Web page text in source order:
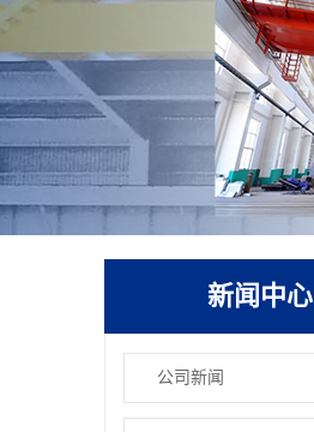
新闻中心
公司新闻